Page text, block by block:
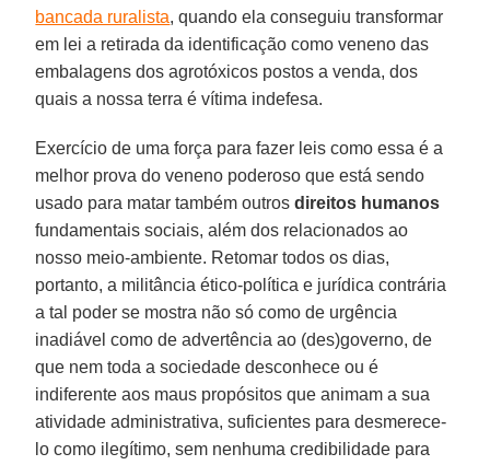
bancada ruralista, quando ela conseguiu transformar
em lei a retirada da identificação como veneno das
embalagens dos agrotóxicos postos a venda, dos
quais a nossa terra é vítima indefesa.
Exercício de uma força para fazer leis como essa é a
melhor prova do veneno poderoso que está sendo
usado para matar também outrosdireitos humanos
fundamentais sociais, além dos relacionados ao
nosso meio-ambiente. Retomar todos os dias,
portanto, a militância ético-política e jurídica contrária
a tal poder se mostra não só como de urgência
inadiável como de advertência ao (des)governo, de
que nem toda a sociedade desconhece ou é
indiferente aos maus propósitos que animam a sua
atividade administrativa, suficientes para desmerece-
lo como ilegítimo, sem nenhuma credibilidade para